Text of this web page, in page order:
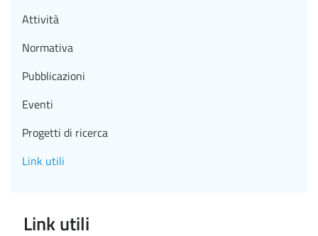
Link utili
Attività
Normativa
Pubblicazioni
Eventi
Progetti di ricerca
Link utili